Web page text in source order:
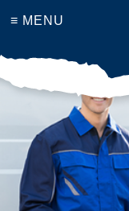
≡ MENU